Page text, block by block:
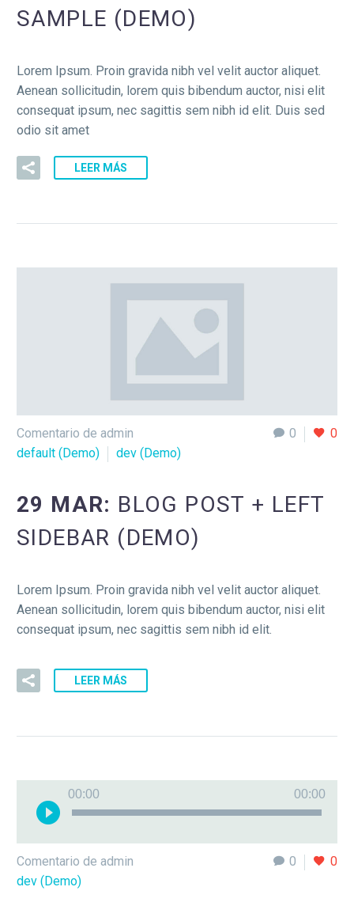
SAMPLE (DEMO)
Lorem Ipsum. Proin gravida nibh vel velit auctor aliquet.
Aenean sollicitudin, lorem quis bibendum auctor, nisi elit
consequat ipsum, nec sagittis sem nibh id elit. Duis sed
odio sit amet
LEER MÁS
0 0
Comentario de admin
default (Demo)
dev (Demo)
29 MAR: BLOG POST + LEFT
SIDEBAR (DEMO)
Lorem Ipsum. Proin gravida nibh vel velit auctor aliquet.
Aenean sollicitudin, lorem quis bibendum auctor, nisi elit
consequat ipsum, nec sagittis sem nibh id elit.
LEER MÁS
de
00:00 00:00
0 0
Comentario de admin
dev (Demo)